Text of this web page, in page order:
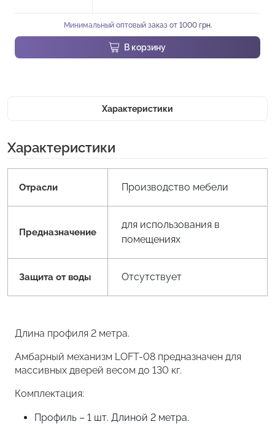
Минимальный оптовый заказ от 1000 грн.
В корзину
Характеристики
Характеристики
Отрасли Производство мебели
Предназначение
для использования в
помещениях
Защита от воды Отсутствует
Длина профиля 2 метра.
Амбарный механизм LOFT-08 предназначен для
массивных дверей весом до 130 кг.
Комплектация:
Профиль – 1 шт. Длиной 2 метра.